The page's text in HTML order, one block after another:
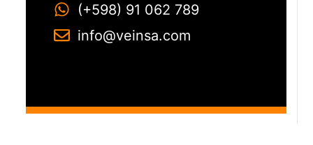
(+598) 91 062 789
info@veinsa.com